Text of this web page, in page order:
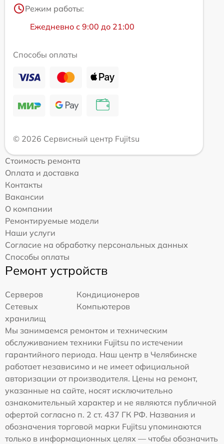
Режим работы:
Ежедневно с 9:00 до 21:00
Способы оплаты
© 2026 Сервисный центр Fujitsu
Стоимость ремонта
Оплата и доставка
Контакты
Вакансии
О компании
Ремонтируемые модели
Наши услуги
Согласие на обработку персональных данных
Способы оплаты
Ремонт устройств
Серверов
Кондиционеров
Сетевых
хранилищ
Компьютеров
Мы занимаемся ремонтом и техническим
обслуживанием техники Fujitsu по истечении
гарантийного периода. Наш центр в Челябинске
работает независимо и не имеет официальной
авторизации от производителя. Цены на ремонт,
указанные на сайте, носят исключительно
ознакомительный характер и не являются публичной
офертой согласно п. 2 ст. 437 ГК РФ. Названия и
обозначения торговой марки Fujitsu упоминаются
только в информационных целях — чтобы обозначить